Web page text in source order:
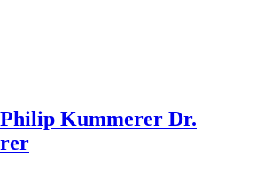
Kummerer Dr.